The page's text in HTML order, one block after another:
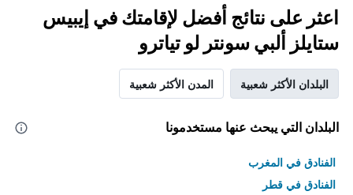
اعثر على نتائج أفضل لإقامتك في إيبيس
ستايلز ألبي سونتر لو تياترو
البلدان الأكثر شعبية المدن الأكثر شعبية
البلدان التي يبحث عنها مستخدمونا
الفنادق في المغرب
الفنادق في قطر